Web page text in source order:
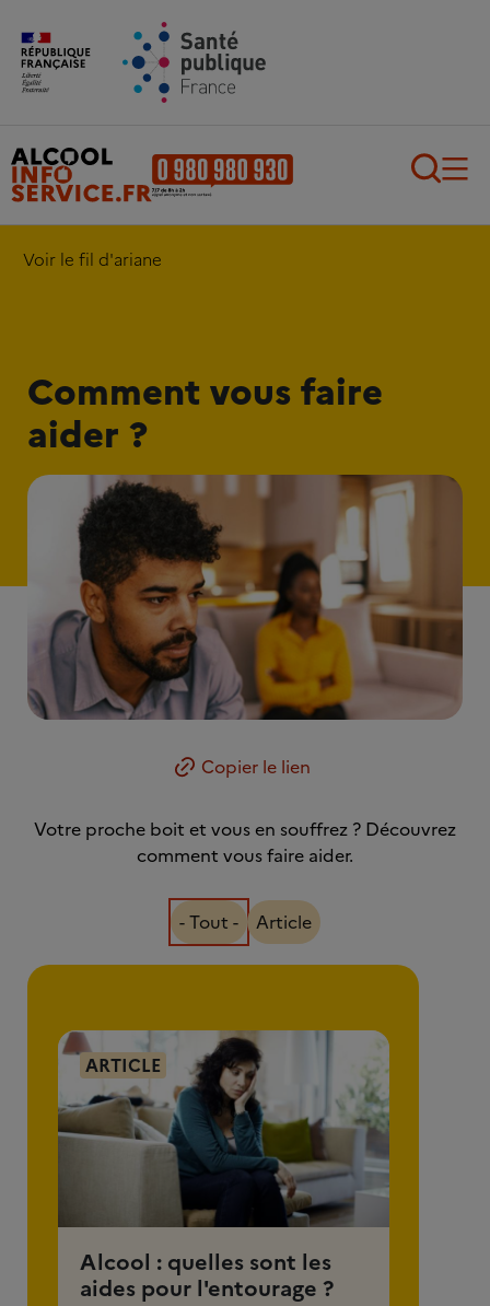
Aller au contenu principal
Voir le fil d'ariane
Comment vous faire
aider ?
Copier le lien
Votre proche boit et vous en souffrez ? Découvrez
comment vous faire aider.
- Tout - Article
ARTICLE
Alcool : quelles sont les
aides pour l'entourage ?